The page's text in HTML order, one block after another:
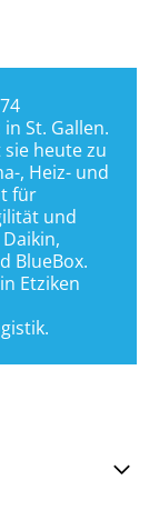
St. Gallen.
heute zu
, Heiz- und
für
und
BlueBox.
Etziken